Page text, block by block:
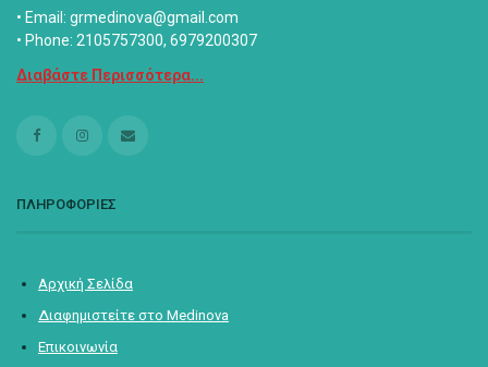
• Email: grmedinova@gmail.com
• Phone: 2105757300, 6979200307
Διαβάστε Περισσότερα...
ΠΛΗΡΟΦΟΡΙΕΣ
Αρχική Σελίδα
Διαφημιστείτε στο Medinova
Επικοινωνία